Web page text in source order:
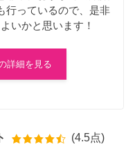
行っているので、是非
いかと思います！
詳細を見る
(4.5点)